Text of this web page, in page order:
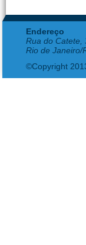
Endereço
Rua do Catete,
Rio de Janeiro/
©Copyright